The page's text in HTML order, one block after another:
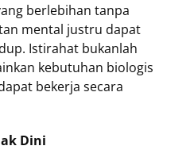
berlebihan tanpa
mental justru dapat
Istirahat bukanlah
kebutuhan biologis
bekerja secara
Dini